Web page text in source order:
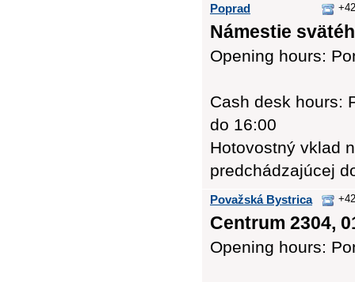
Poprad
Námestie
Opening hours:
Cash desk hours:
do 16:00
Hotovostný vklad
predchádzajúcej
Považská Bystrica
Centrum 2304,
Opening hours: